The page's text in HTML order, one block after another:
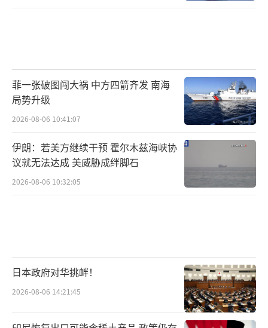
菲一张破图闯大祸 中方四箭齐发 南海
局势升级
2026-08-06 10:41:07
伊朗：若美方继续干预 霍尔木兹海峡协
议就无法达成 美威胁成绊脚石
2026-08-06 10:32:05
日本政府对华挑衅！
2026-08-06 14:21:45